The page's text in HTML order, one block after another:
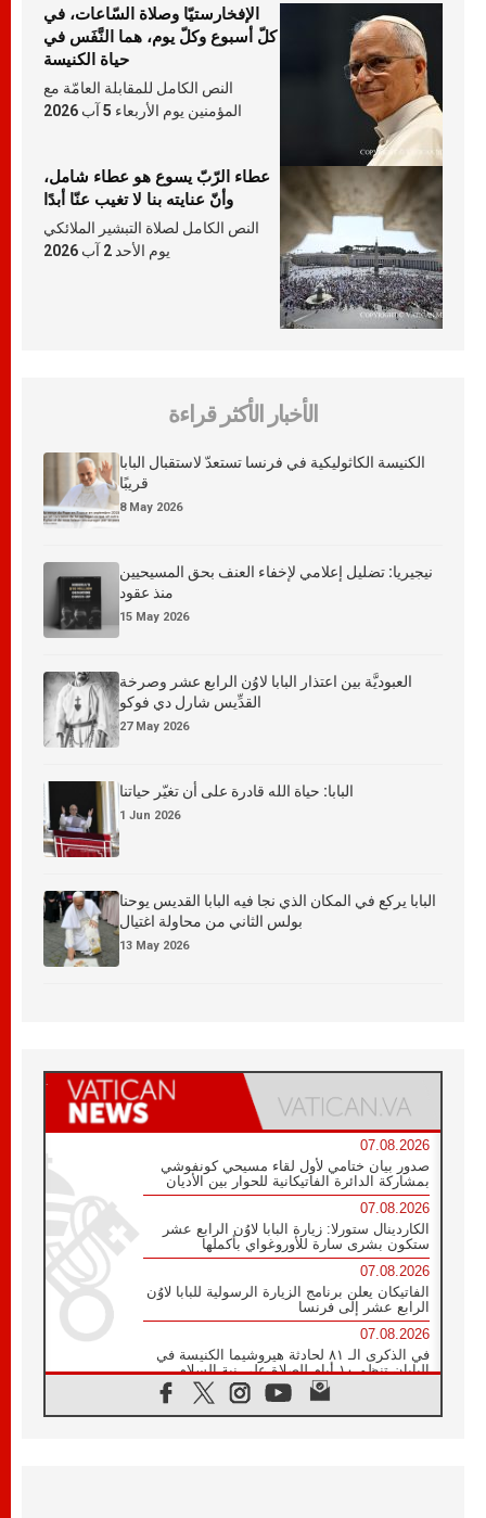
الإفخارستيّا وصلاة السّاعات، في
كلّ أسبوع وكلّ يوم، هما النَّفَس في
حياة الكنيسة
النص الكامل للمقابلة العامّة مع
المؤمنين يوم الأربعاء 5 آب 2026
عطاء الرّبّ يسوع هو عطاء شامل،
وأنّ عنايته بنا لا تغيب عنّا أبدًا
النص الكامل لصلاة التبشير الملائكي
يوم الأحد 2 آب 2026
الأخبار الأكثر قراءة
الكنيسة الكاثوليكية في فرنسا تستعدّ لاستقبال البابا
قريبًا
8 May 2026
نيجيريا: تضليل إعلامي لإخفاء العنف بحق المسيحيين
منذ عقود
15 May 2026
العبوديَّة بين اعتذار البابا لاوُن الرابع عشر وصرخة
القدِّيس شارل دي فوكو
27 May 2026
البابا: حياة الله قادرة على أن تغيّر حياتنا
1 Jun 2026
البابا يركع في المكان الذي نجا فيه البابا القديس يوحنا
بولس الثاني من محاولة اغتيال
13 May 2026
07.08.2026
صدور بيان ختامي لأول لقاء مسيحي كونفوشي
بمشاركة الدائرة الفاتيكانية للحوار بين الأديان
07.08.2026
الكاردينال ستورلا: زيارة البابا لاوُن الرابع عشر
ستكون بشرى سارة للأوروغواي بأكملها
07.08.2026
الفاتيكان يعلن برنامج الزيارة الرسولية للبابا لاوُن
الرابع عشر إلى فرنسا
07.08.2026
في الذكرى الـ ٨١ لحادثة هيروشيما الكنيسة في
اليابان تنظم ١٠ أيام للصلاة على نية السلام
الكنيسة في الأوروغواي: زيارة البابا ستعزز